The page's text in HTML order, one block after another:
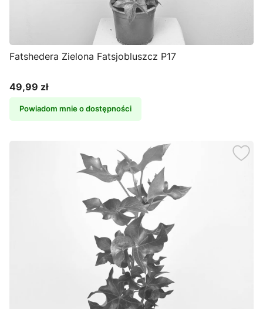
Fatshedera Zielona Fatsjobluszcz P17
Cena
49,99 zł
Powiadom mnie o dostępności